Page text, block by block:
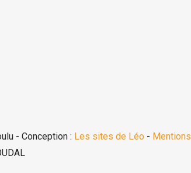
- Conception : Les sites de Léo - Mentions